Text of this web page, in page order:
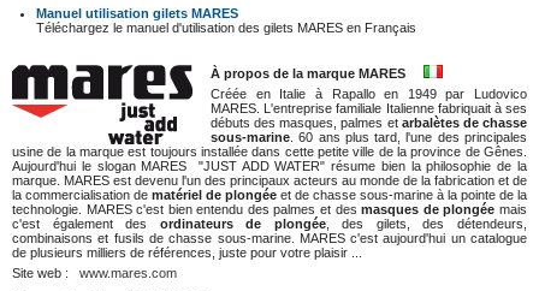
Manuel utilisation gilets MARES
Téléchargez le manuel d'utilisation des gilets MARES en Français
À propos de la marque MARES
Créée en Italie à Rapallo en 1949 par Ludovico
MARES. L'entreprise familiale Italienne fabriquait à ses
débuts des masques, palmes et arbalètes de chasse
sous-marine . 60 ans plus tard, l'une des principales
usine de la marque est toujours installée dans cette petite ville de la province de Gênes.
Aujourd'hui le slogan MARES "JUST ADD WATER" résume bien la philosophie de la
marque. MARES est devenu l'un des principaux acteurs au monde de la fabrication et de
la commercialisation de matériel de plongée et de chasse sous-marine à la pointe de la
technologie. MARES c'est bien entendu des palmes et desmasques de plongée mais
c'est également des ordinateurs de plongée, des gilets, des détendeurs,
combinaisons et fusils de chasse sous-marine. MARES c'est aujourd'hui un catalogue
de plusieurs milliers de références, juste pour votre plaisir ...
Site web : www.mares.com